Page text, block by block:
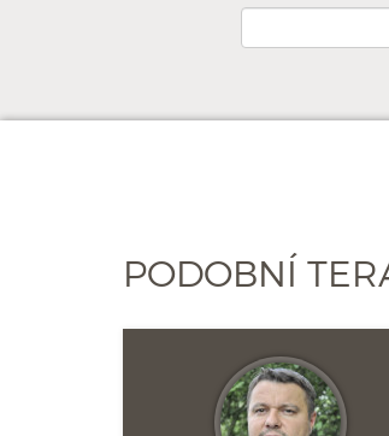
PODOBNÍ